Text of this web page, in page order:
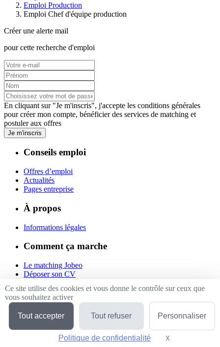
Emploi Production
Emploi Chef d'équipe production
Créer une alerte mail
pour cette recherche d'emploi
En cliquant sur "Je m'inscris", j'accepte les conditions générales
pour créer mon compte, bénéficier des services de matching et
postuler aux offres
Je m'inscris
Conseils emploi
Offres d’emploi
Actualités
Pages entreprise
À propos
Informations légales
Comment ça marche
Le matching Jobeo
Déposer son CV
Suivez-nous
Linkedin
Facebook
Twitter
Ce site utilise des cookies et vous donne le contrôle sur ceux que
vous souhaitez activer
Tout accepter Tout refuser Personnaliser
Politique de confidentialité X